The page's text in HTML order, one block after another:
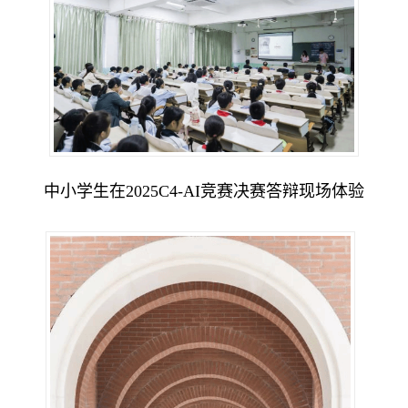
中小学生在2025C4-AI竞赛决赛答辩现场体验